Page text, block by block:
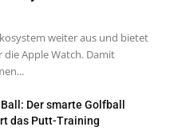
weiter aus und bietet
Apple Watch. Damit
Der smarte Golfball
das Putt-Training